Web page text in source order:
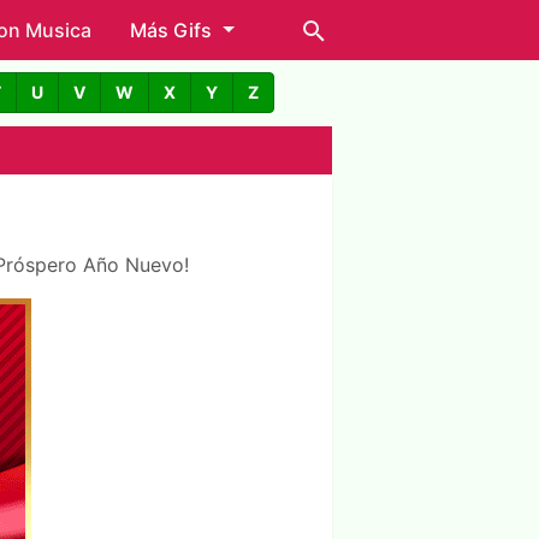
Musica Más Gifs
U V W X Y Z
Año Nuevo!